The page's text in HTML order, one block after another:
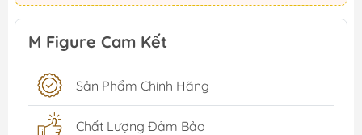
M Figure Cam Kết
Sản Phẩm Chính Hãng
Chất Lượng Đảm Bảo